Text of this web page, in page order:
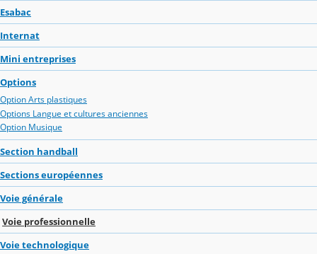
Esabac
Internat
Mini entreprises
Options
Option Arts plastiques
Options Langue et cultures anciennes
Option Musique
Section handball
Sections européennes
Voie générale
Voie professionnelle
Voie technologique